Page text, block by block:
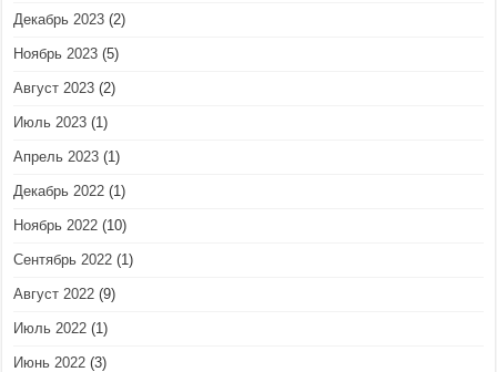
Декабрь 2023 (2)
Ноябрь 2023 (5)
Август 2023 (2)
Июль 2023 (1)
Апрель 2023 (1)
Декабрь 2022 (1)
Ноябрь 2022 (10)
Сентябрь 2022 (1)
Август 2022 (9)
Июль 2022 (1)
Июнь 2022 (3)